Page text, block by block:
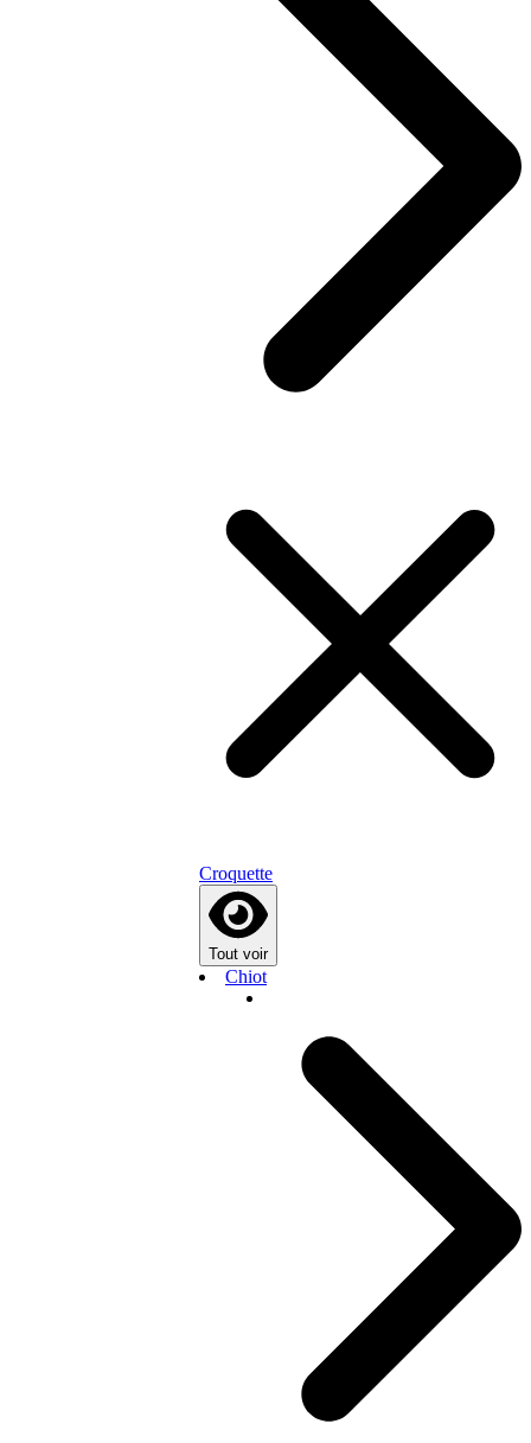
Croquette
Tout voir
Chiot